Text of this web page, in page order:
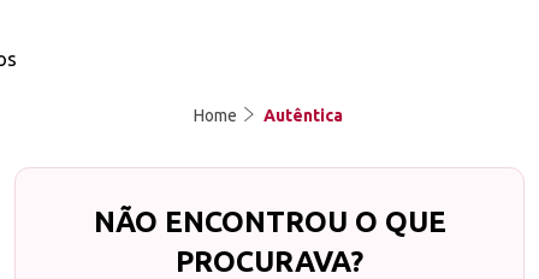
Home Autêntica
NÃO ENCONTROU O QUE
PROCURAVA?